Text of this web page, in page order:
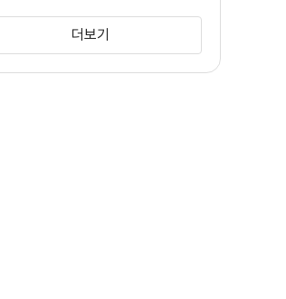
(샘 더피)
더보기